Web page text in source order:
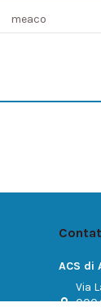
meaco
ACS di
Via